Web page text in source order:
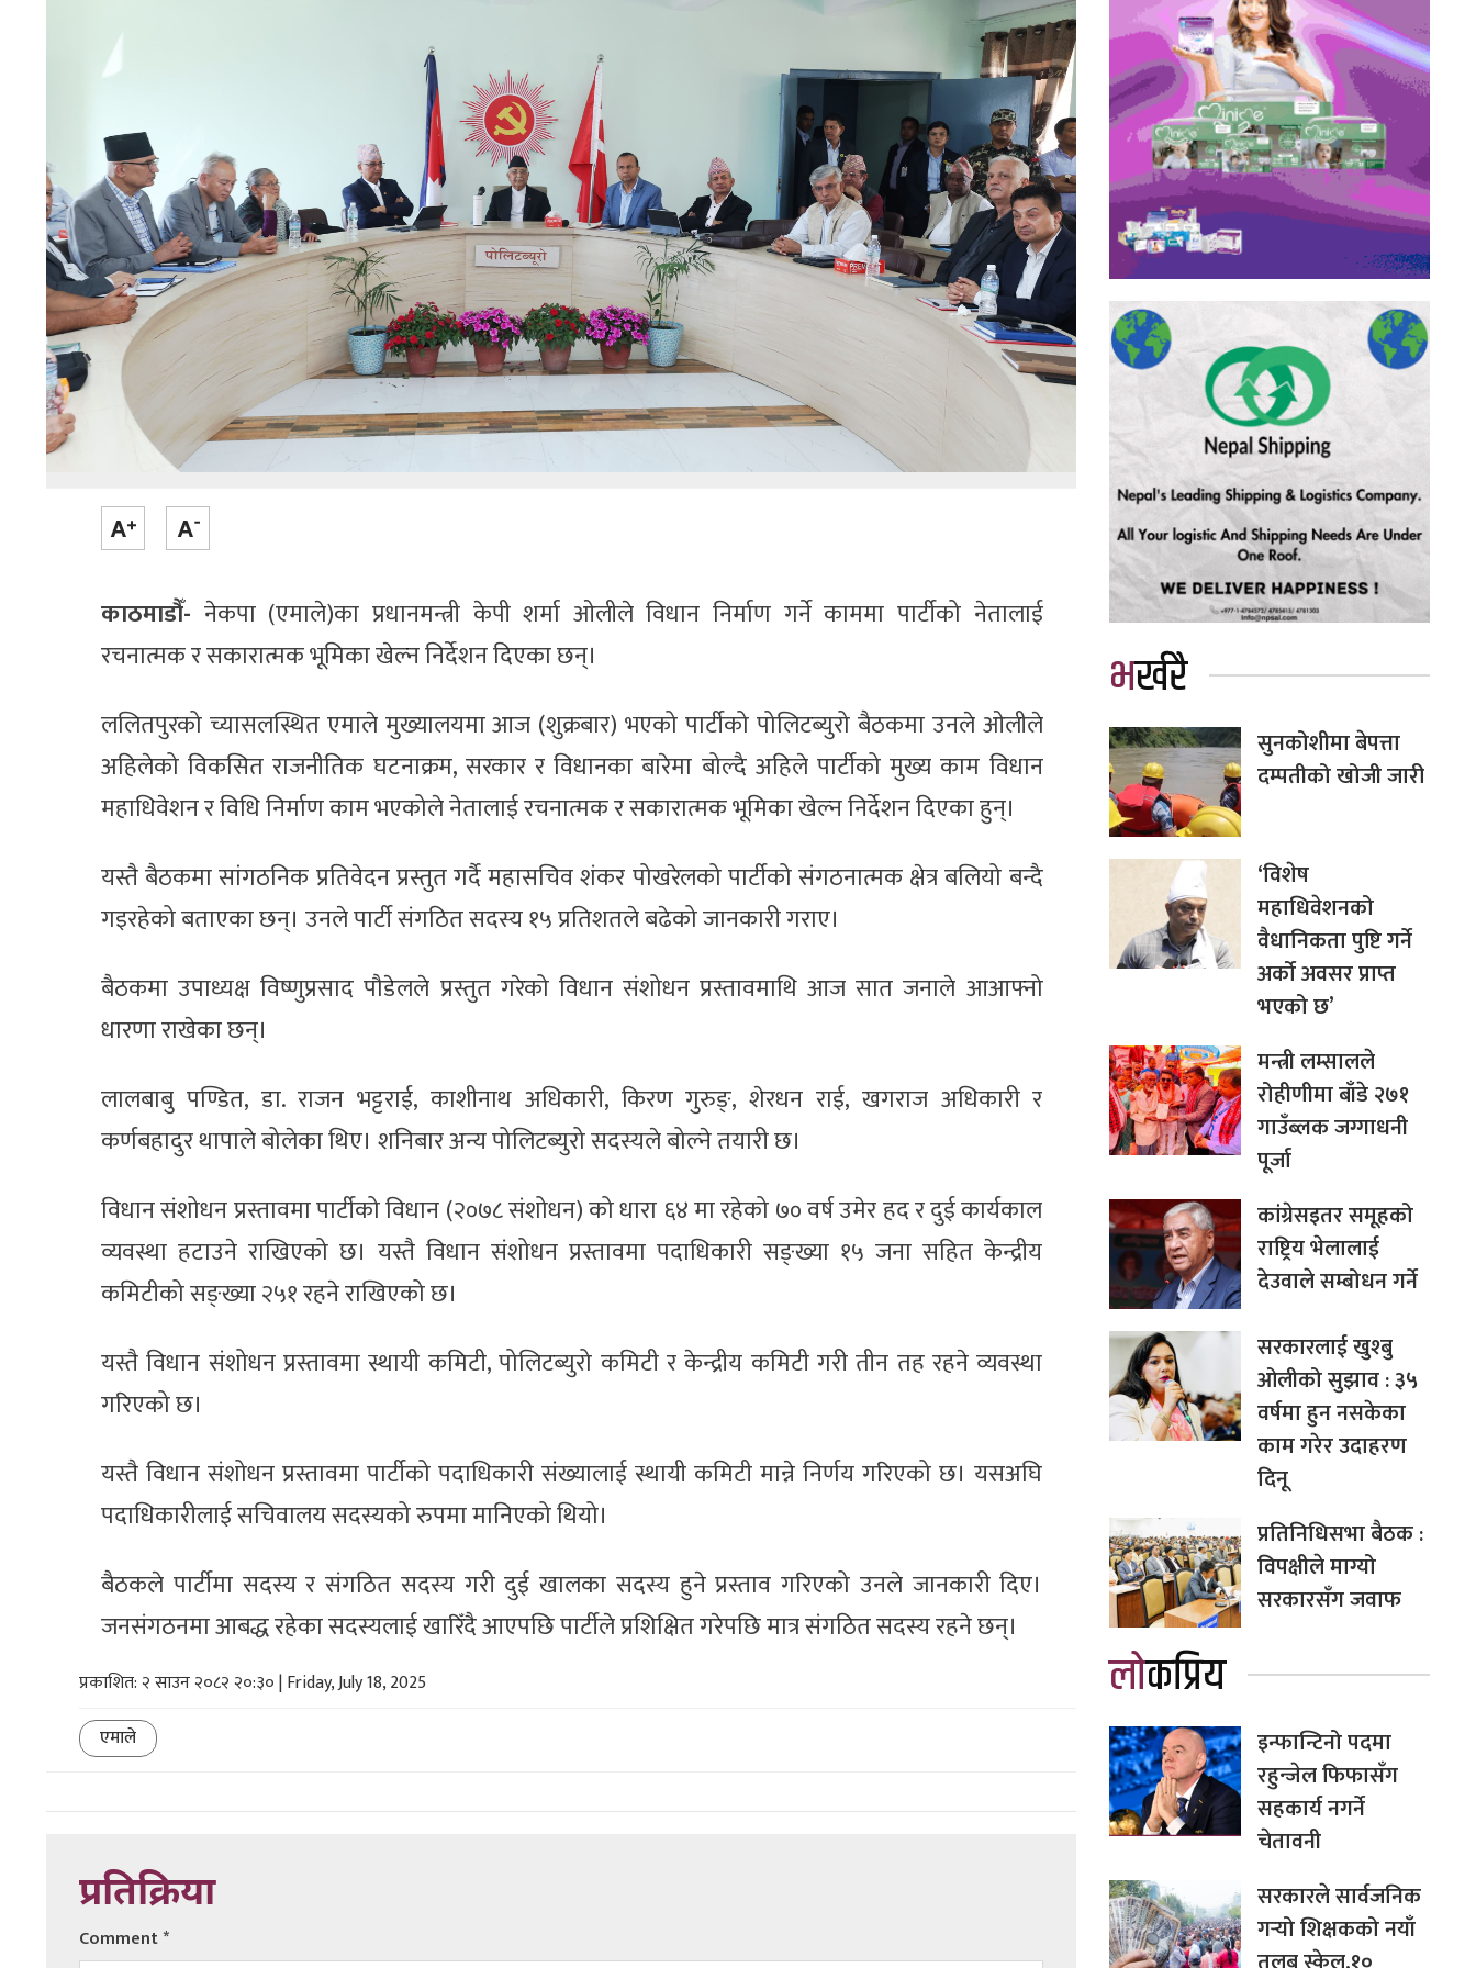
काठमाडौँ- नेकपा (एमाले)का प्रधानमन्त्री केपी शर्मा ओलीले विधान निर्माण गर्ने काममा पार्टीको नेतालाई
रचनात्मक र सकारात्मक भूमिका खेल्न निर्देशन दिएका छन्।
ललितपुरको च्यासलस्थित एमाले मुख्यालयमा आज (शुक्रबार) भएको पार्टीको पोलिटब्युरो बैठकमा उनले ओलीले
अहिलेको विकसित राजनीतिक घटनाक्रम, सरकार र विधानका बारेमा बोल्दै अहिले पार्टीको मुख्य काम विधान
महाधिवेशन र विधि निर्माण काम भएकोले नेतालाई रचनात्मक र सकारात्मक भूमिका खेल्न निर्देशन दिएका हुन्।
यस्तै बैठकमा सांगठनिक प्रतिवेदन प्रस्तुत गर्दै महासचिव शंकर पोखरेलको पार्टीको संगठनात्मक क्षेत्र बलियो बन्दै
गइरहेको बताएका छन्। उनले पार्टी संगठित सदस्य १५ प्रतिशतले बढेको जानकारी गराए।
बैठकमा उपाध्यक्ष विष्णुप्रसाद पौडेलले प्रस्तुत गरेको विधान संशोधन प्रस्तावमाथि आज सात जनाले आआफ्नो
धारणा राखेका छन्।
लालबाबु पण्डित, डा. राजन भट्टराई, काशीनाथ अधिकारी, किरण गुरुङ्, शेरधन राई, खगराज अधिकारी र
कर्णबहादुर थापाले बोलेका थिए। शनिबार अन्य पोलिटब्युरो सदस्यले बोल्ने तयारी छ।
विधान संशोधन प्रस्तावमा पार्टीको विधान (२०७८ संशोधन) को धारा ६४ मा रहेको ७० वर्ष उमेर हद र दुई कार्यकाल
व्यवस्था हटाउने राखिएको छ। यस्तै विधान संशोधन प्रस्तावमा पदाधिकारी सङ्ख्या १५ जना सहित केन्द्रीय
कमिटीको सङ्ख्या २५१ रहने राखिएको छ।
यस्तै विधान संशोधन प्रस्तावमा स्थायी कमिटी, पोलिटब्युरो कमिटी र केन्द्रीय कमिटी गरी तीन तह रहने व्यवस्था
गरिएको छ।
यस्तै विधान संशोधन प्रस्तावमा पार्टीको पदाधिकारी संख्यालाई स्थायी कमिटी मान्ने निर्णय गरिएको छ। यसअघि
पदाधिकारीलाई सचिवालय सदस्यको रुपमा मानिएको थियो।
बैठकले पार्टीमा सदस्य र संगठित सदस्य गरी दुई खालका सदस्य हुने प्रस्ताव गरिएको उनले जानकारी दिए।
जनसंगठनमा आबद्ध रहेका सदस्यलाई खारिँदै आएपछि पार्टीले प्रशिक्षित गरेपछि मात्र संगठित सदस्य रहने छन्।
प्रकाशित: २ साउन २०८२ २०:३० | Friday, July 18, 2025
एमाले
प्रतिक्रिया
Comment*
भर्खरै
सुनकोशीमा बेपत्ता
दम्पतीको खोजी जारी
‘विशेष
महाधिवेशनको
वैधानिकता पुष्टि गर्ने
अर्को अवसर प्राप्त
भएको छ’
मन्त्री लम्सालले
रोहीणीमा बाँडे २७१
गाउँब्लक जग्गाधनी
पूर्जा
कांग्रेसइतर समूहको
राष्ट्रिय भेलालाई
देउवाले सम्बोधन गर्ने
सरकारलाई खुश्बु
ओलीको सुझाव : ३५
वर्षमा हुन नसकेका
काम गरेर उदाहरण
दिनू
प्रतिनिधिसभा बैठक :
विपक्षीले माग्यो
सरकारसँग जवाफ
लोकप्रिय
इन्फान्टिनो पदमा
रहुन्जेल फिफासँग
सहकार्य नगर्ने
चेतावनी
सरकारले सार्वजनिक
गर्‍यो शिक्षकको नयाँ